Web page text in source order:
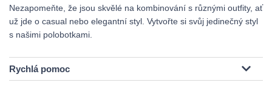
Nezapomeňte, že jsou skvělé na kombinování s různými outfity, ať
už jde o casual nebo elegantní styl. Vytvořte si svůj jedinečný styl
s našimi polobotkami.
Rychlá pomoc